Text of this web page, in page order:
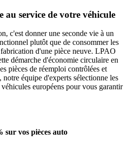
au service de votre véhicule
c'est donner une seconde vie à un
plutôt que de consommer les
fabrication d'une pièce neuve. LPAO
démarche d'économie circulaire en
pièces de réemploi contrôlées et
notre équipe d'experts sélectionne les
européens pour vous garantir
sur vos pièces auto